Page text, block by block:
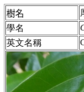
樹名
學名
英文名稱